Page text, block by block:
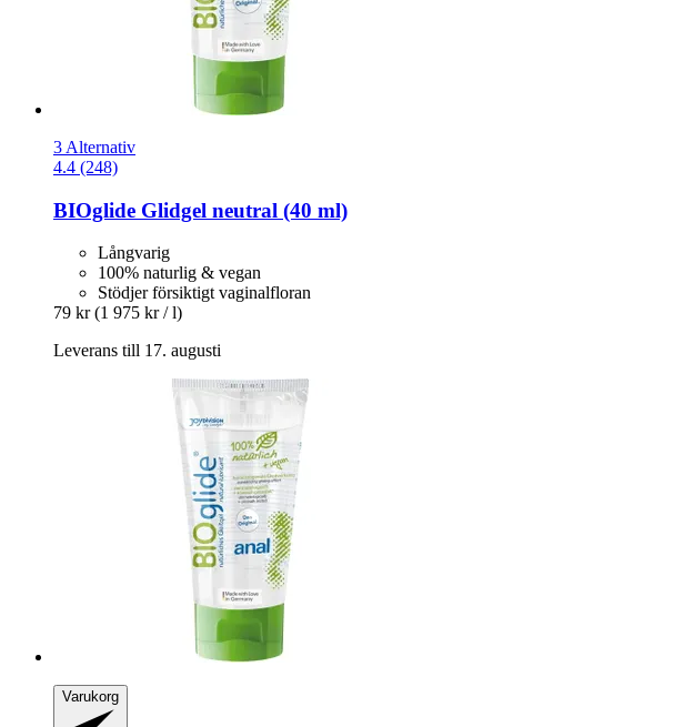
3 Alternativ
4.4 (248)
BIOglide Glidgel neutral (40 ml)
Långvarig
100% naturlig & vegan
Stödjer försiktigt vaginalfloran
79 kr (1 975 kr / l)
Leverans till 17. augusti
Varukorg